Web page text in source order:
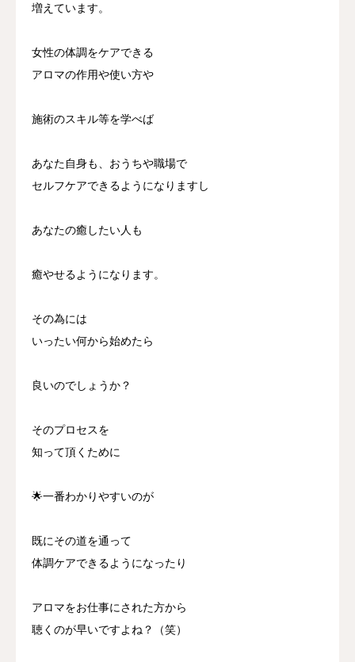
増えています。
女性の体調をケアできる
アロマの作用や使い方や
施術のスキル等を学べば
あなた自身も、おうちや職場で
セルフケアできるようになりますし
あなたの癒したい人も
癒やせるようになります。
その為には
いったい何から始めたら
良いのでしょうか？
そのプロセスを
知って頂くために
🌟一番わかりやすいのが
既にその道を通って
体調ケアできるようになったり
アロマをお仕事にされた方から
聴くのが早いですよね？（笑）